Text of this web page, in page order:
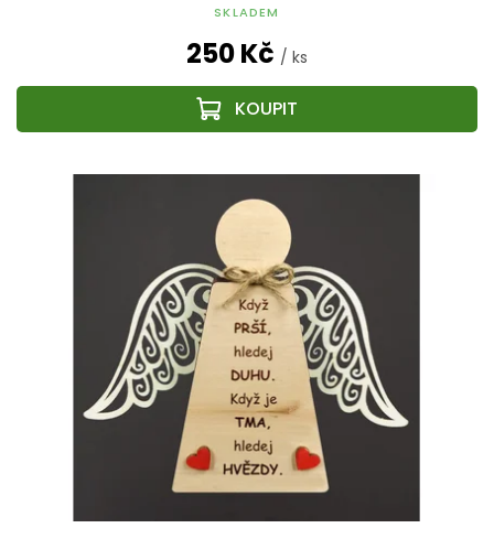
SKLADEM
250 Kč / ks